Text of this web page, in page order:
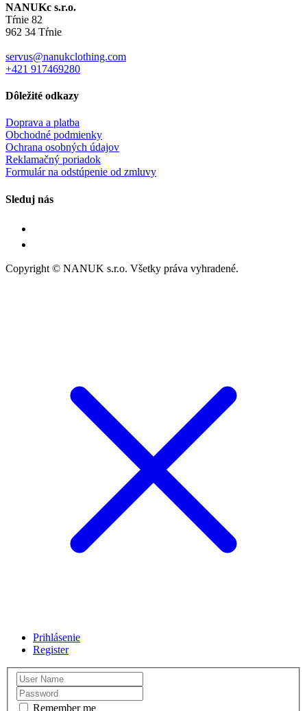
NANUKc s.r.o.
Tŕnie 82
962 34 Tŕnie
servus@nanukclothing.com
+421 917469280
Dôležité odkazy
Doprava a platba
Obchodné podmienky
Ochrana osobných údajov
Reklamačný poriadok
Formulár na odstúpenie od zmluvy
Sleduj nás
Copyright © NANUK s.r.o. Všetky práva vyhradené.
Prihlásenie
Register
Remember me